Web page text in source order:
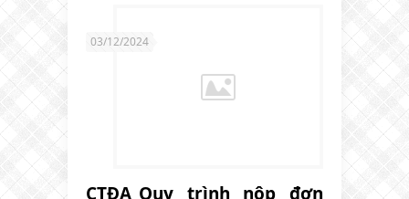
03/12/2024
CTĐA_Quy trình nộp đơn